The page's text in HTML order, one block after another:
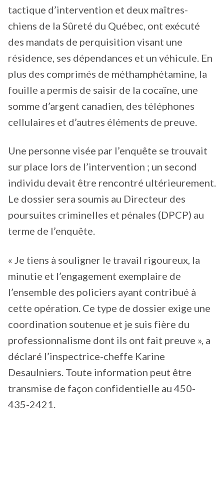
tactique d’intervention et deux maîtres-
chiens de la Sûreté du Québec, ont exécuté
des mandats de perquisition visant une
résidence, ses dépendances et un véhicule. En
plus des comprimés de méthamphétamine, la
fouille a permis de saisir de la cocaïne, une
somme d’argent canadien, des téléphones
cellulaires et d’autres éléments de preuve.
Une personne visée par l’enquête se trouvait
sur place lors de l’intervention ; un second
individu devait être rencontré ultérieurement.
Le dossier sera soumis au Directeur des
poursuites criminelles et pénales (DPCP) au
terme de l’enquête.
« Je tiens à souligner le travail rigoureux, la
minutie et l’engagement exemplaire de
l’ensemble des policiers ayant contribué à
cette opération. Ce type de dossier exige une
coordination soutenue et je suis fière du
professionnalisme dont ils ont fait preuve », a
déclaré l’inspectrice-cheffe Karine
Desaulniers. Toute information peut être
transmise de façon confidentielle au 450-
435-2421.